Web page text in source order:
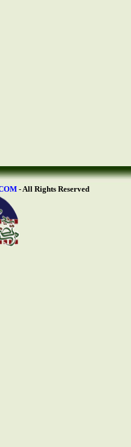
- All Rights Reserved